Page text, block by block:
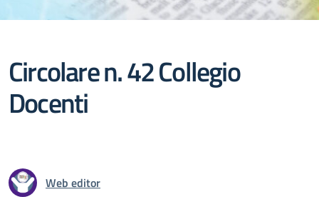
Circolare n. 42 Collegio
Docenti
Web editor